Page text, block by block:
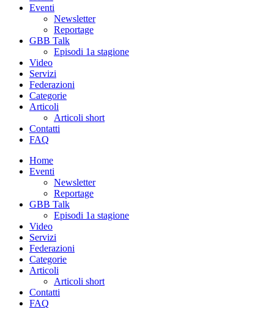
Eventi
Newsletter
Reportage
GBB Talk
Episodi 1a stagione
Video
Servizi
Federazioni
Categorie
Articoli
Articoli short
Contatti
FAQ
Home
Eventi
Newsletter
Reportage
GBB Talk
Episodi 1a stagione
Video
Servizi
Federazioni
Categorie
Articoli
Articoli short
Contatti
FAQ